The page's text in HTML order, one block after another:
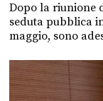
Dopo la riunione
seduta pubblica
maggio, sono